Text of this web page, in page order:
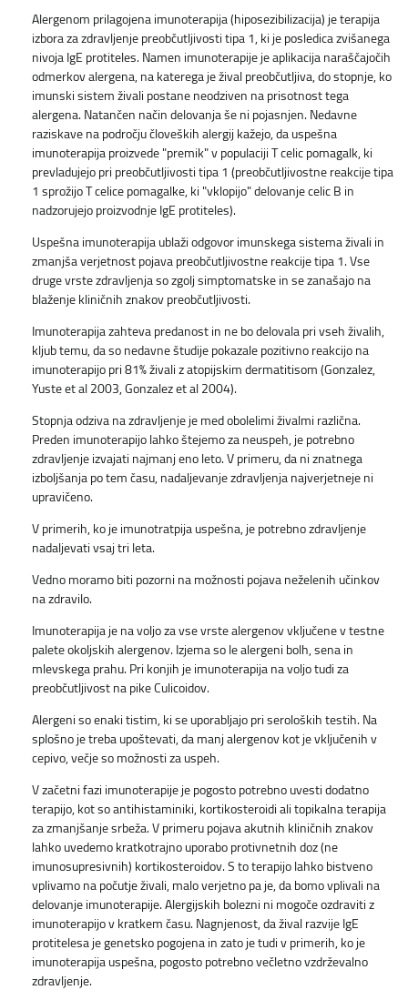
Alergenom prilagojena imunoterapija (hiposezibilizacija) je terapija
izbora za zdravljenje preobčutljivosti tipa 1, ki je posledica zvišanega
nivoja IgE protiteles. Namen imunoterapije je aplikacija naraščajočih
odmerkov alergena, na katerega je žival preobčutljiva, do stopnje, ko
imunski sistem živali postane neodziven na prisotnost tega
alergena. Natančen način delovanja še ni pojasnjen. Nedavne
raziskave na področju človeških alergij kažejo, da uspešna
imunoterapija proizvede "premik" v populaciji T celic pomagalk, ki
prevladujejo pri preobčutljivosti tipa 1 (preobčutljivostne reakcije tipa
1 sprožijo T celice pomagalke, ki "vklopijo" delovanje celic B in
nadzorujejo proizvodnje IgE protiteles).
Uspešna imunoterapija ublaži odgovor imunskega sistema živali in
zmanjša verjetnost pojava preobčutljivostne reakcije tipa 1. Vse
druge vrste zdravljenja so zgolj simptomatske in se zanašajo na
blaženje kliničnih znakov preobčutljivosti.
Imunoterapija zahteva predanost in ne bo delovala pri vseh živalih,
kljub temu, da so nedavne študije pokazale pozitivno reakcijo na
imunoterapijo pri 81% živali z atopijskim dermatitisom (Gonzalez,
Yuste et al 2003, Gonzalez et al 2004).
Stopnja odziva na zdravljenje je med obolelimi živalmi različna.
Preden imunoterapijo lahko štejemo za neuspeh, je potrebno
zdravljenje izvajati najmanj eno leto. V primeru, da ni znatnega
izboljšanja po tem času, nadaljevanje zdravljenja najverjetneje ni
upravičeno.
V primerih, ko je imunotratpija uspešna, je potrebno zdravljenje
nadaljevati vsaj tri leta.
Vedno moramo biti pozorni na možnosti pojava neželenih učinkov
na zdravilo.
Imunoterapija je na voljo za vse vrste alergenov vključene v testne
palete okoljskih alergenov. Izjema so le alergeni bolh, sena in
mlevskega prahu. Pri konjih je imunoterapija na voljo tudi za
preobčutljivost na pike Culicoidov.
Alergeni so enaki tistim, ki se uporabljajo pri seroloških testih. Na
splošno je treba upoštevati, da manj alergenov kot je vključenih v
cepivo, večje so možnosti za uspeh.
V začetni fazi imunoterapije je pogosto potrebno uvesti dodatno
terapijo, kot so antihistaminiki, kortikosteroidi ali topikalna terapija
za zmanjšanje srbeža. V primeru pojava akutnih kliničnih znakov
lahko uvedemo kratkotrajno uporabo protivnetnih doz (ne
imunosupresivnih) kortikosteroidov. S to terapijo lahko bistveno
vplivamo na počutje živali, malo verjetno pa je, da bomo vplivali na
delovanje imunoterapije. Alergijskih bolezni ni mogoče ozdraviti z
imunoterapijo v kratkem času. Nagnjenost, da žival razvije IgE
protitelesa je genetsko pogojena in zato je tudi v primerih, ko je
imunoterapija uspešna, pogosto potrebno večletno vzdrževalno
zdravljenje.